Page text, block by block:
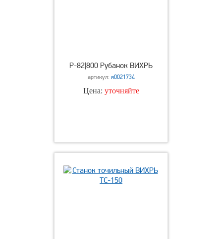
Р-82|800 Рубанок ВИХРЬ
артикул: я0021734
Цена: уточняйте